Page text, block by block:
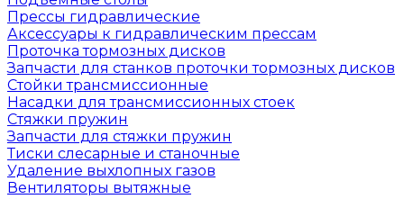
Прессы гидравлические
Аксессуары к гидравлическим прессам
Проточка тормозных дисков
Запчасти для станков проточки тормозных дисков
Стойки трансмиссионные
Насадки для трансмиссионных стоек
Стяжки пружин
Запчасти для стяжки пружин
Тиски слесарные и станочные
Удаление выхлопных газов
Вентиляторы вытяжные